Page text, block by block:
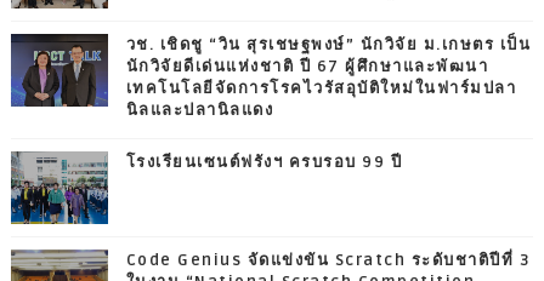
วช. เชิดชู “วิน สุรเชษฐพงษ์” นักวิจัย ม.เกษตร เป็น
นักวิจัยดีเด่นแห่งชาติ ปี 67 ผู้ศึกษาและพัฒนา
เทคโนโลยีจัดการโรคไวรัสอุบัติใหม่ในฟาร์มปลา
นิลและปลานิลแดง
โรงเรียนเซนต์ฟรังฯ ครบรอบ 99 ปี
Code Genius จัดแข่งขัน Scratch ระดับชาติปีที่ 3